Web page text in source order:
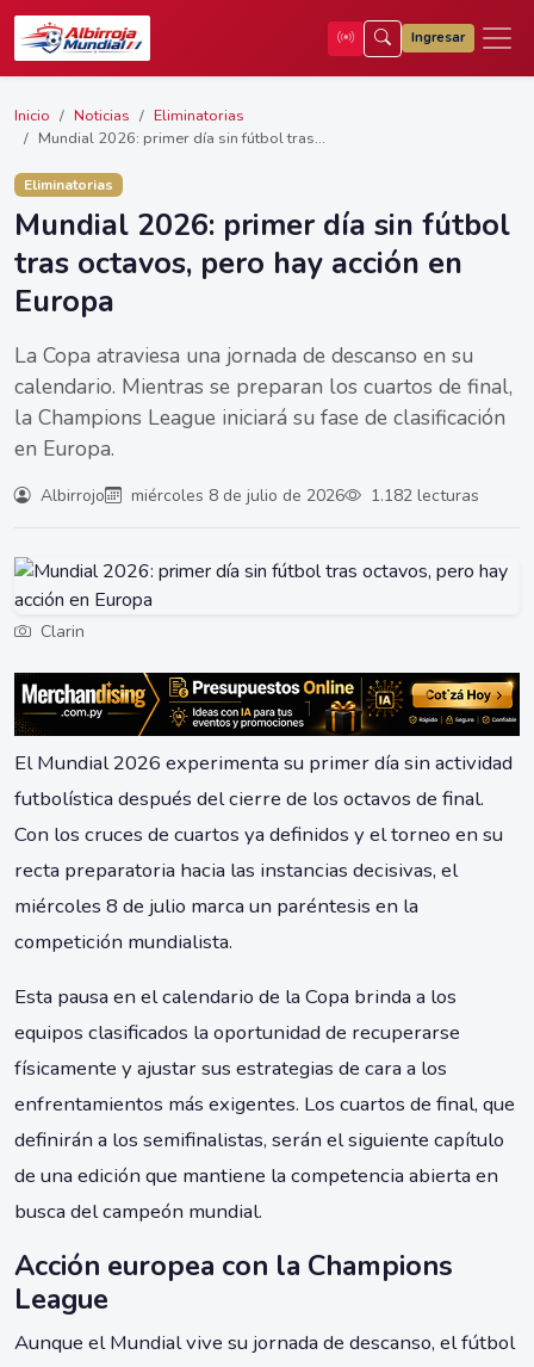
Ingresar
Inicio Noticias
Eliminatorias
Mundial 2026: primer día sin fútbol tras...
Eliminatorias
Mundial 2026: primer día sin fútbol
tras octavos, pero hay acción en
Europa
La Copa atraviesa una jornada de descanso en su
calendario. Mientras se preparan los cuartos de final,
la Champions League iniciará su fase de clasificación
en Europa.
Albirrojo miércoles 8 de julio de 2026 1.182 lecturas
Clarin
El Mundial 2026 experimenta su primer día sin actividad
futbolística después del cierre de los octavos de final.
Con los cruces de cuartos ya definidos y el torneo en su
recta preparatoria hacia las instancias decisivas, el
miércoles 8 de julio marca un paréntesis en la
competición mundialista.
Esta pausa en el calendario de la Copa brinda a los
equipos clasificados la oportunidad de recuperarse
físicamente y ajustar sus estrategias de cara a los
enfrentamientos más exigentes. Los cuartos de final, que
definirán a los semifinalistas, serán el siguiente capítulo
de una edición que mantiene la competencia abierta en
busca del campeón mundial.
Acción europea con la Champions
League
Aunque el Mundial vive su jornada de descanso, el fútbol